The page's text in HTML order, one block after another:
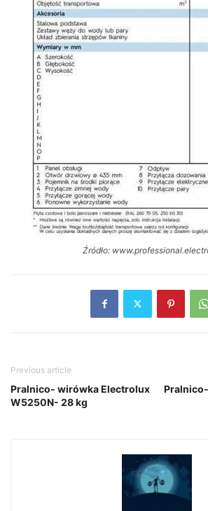
Źródło:
Previous article
Pralnico- wirówka Electrolux
W5250N- 28 kg